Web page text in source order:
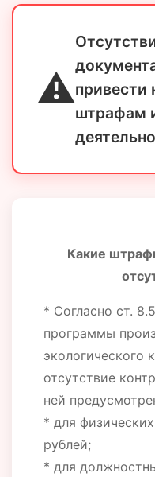
⚠️привести
штрафам
Какие
* Согласно ст.
программы
экологического
отсутствие
ней
* для
рублей;
* для